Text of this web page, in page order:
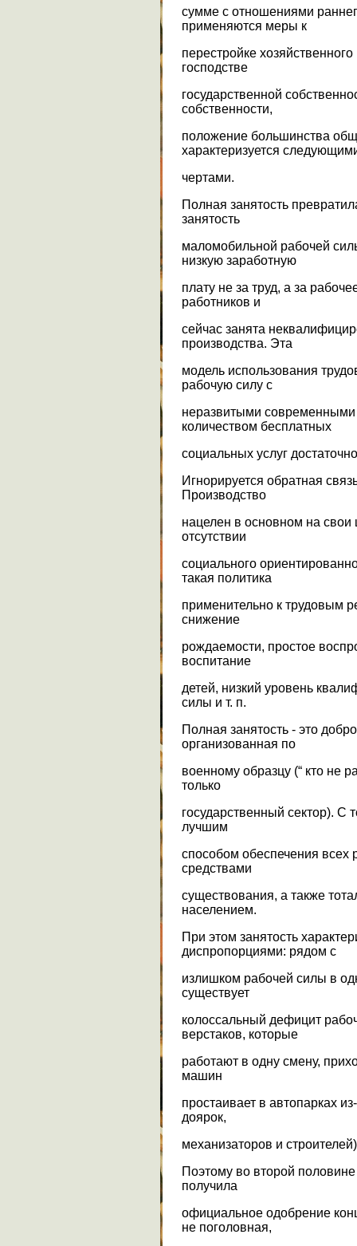
сумме с отношениями
применяются меры к
перестройке
господстве
государственной
собственности,
положение большинства
характеризуется
чертами.
Полная занятость
занятость
маломобильной рабочей
низкую заработную
плату не за труд, а за
работников и
сейчас занята
производства. Эта
модель использования
рабочую силу с
неразвитыми
количеством бесплатных
социальных услуг
Игнорируется обратная
Производство
нацелен в основном на
отсутствии
социального
такая политика
применительно к трудовым
снижение
рождаемости, простое
воспитание
детей, низкий уровень
силы и т. п.
Полная занятость - это
организованная по
военному образцу (“ кто не
только
государственный сектор). С
лучшим
способом обеспечения
средствами
существования, а также
населением.
При этом занятость
диспропорциями: рядом с
излишком рабочей силы в
существует
колоссальный дефицит
верстаков, которые
работают в одну смену,
машин
простаивает в автопарках
доярок,
механизаторов и
Поэтому во второй
получила
официальное одобрение
не поголовная,